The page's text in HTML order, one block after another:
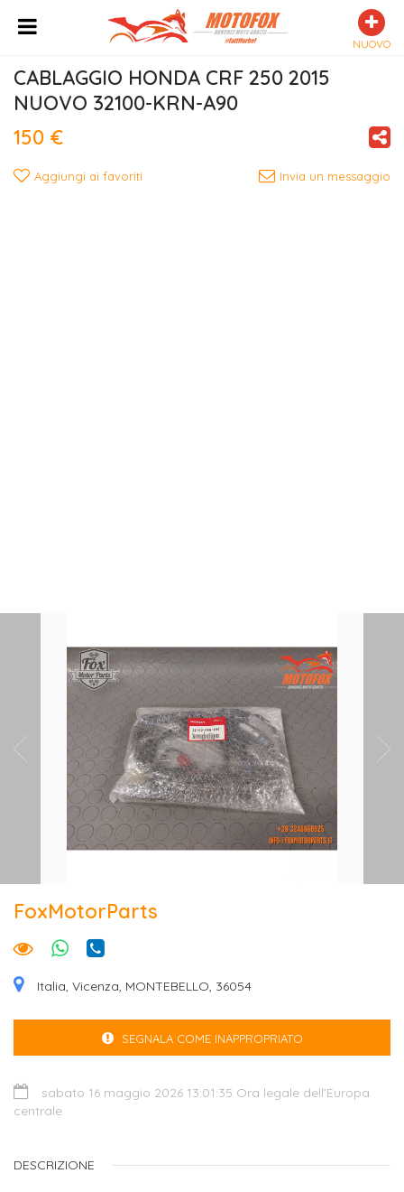
NUOVO
CABLAGGIO HONDA CRF 250 2015
NUOVO 32100-KRN-A90
150 €
Aggiungi ai favoriti Invia un messaggio
FoxMotorParts
Italia, Vicenza, MONTEBELLO, 36054
SEGNALA COME INAPPROPRIATO
sabato 16 maggio 2026 13:01:35 Ora legale dell’Europa
centrale
DESCRIZIONE